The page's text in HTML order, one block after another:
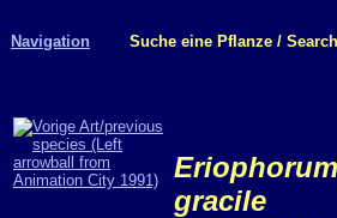
Navigation Suche eine Pflanze /
Eriophorum
gracile